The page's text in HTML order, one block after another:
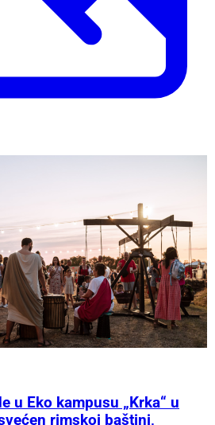
u Eko kampusu „Krka“ u
rimskoj baštini,